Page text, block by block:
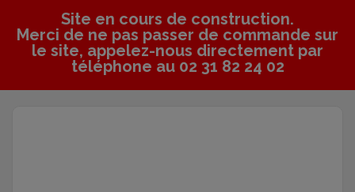
Site en cours de construction.
Merci de ne pas passer de commande sur
le site, appelez-nous directement par
téléphone au 02 31 82 24 02